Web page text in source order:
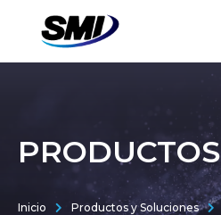
PRODUCTOS
Inicio Productos y Soluciones